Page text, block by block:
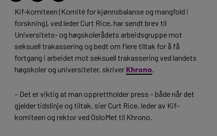
Kif-komiteen (Komité for kjønnsbalanse og mangfold i
forskning), ved leder Curt Rice, har sendt brev til
Universitets- og høgskolerådets arbeidsgruppe mot
seksuell trakassering og bedt om flere tiltak for å få
fortgang i arbeidet mot seksuell trakassering ved landets
høgskoler og universiteter, skriver Khrono.
– Det er viktig at man opprettholder press – både når det
gjelder tidslinje og tiltak, sier Curt Rice, leder av Kif-
komiteen og rektor ved OsloMet til Khrono.